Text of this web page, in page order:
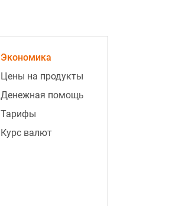
ВСУ назвали
атак РФ
певица вызверилась
оккупацию Крыма
сон": дочь Волочковой
по балерине
Экономика
Цены на продукты
Денежная помощь
Тарифы
Курс валют